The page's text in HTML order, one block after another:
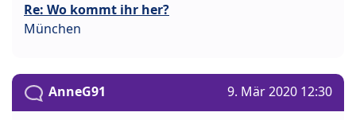
Re: Wo kommt ihr her?
München
AnneG91 9. Mär 2020 12:30